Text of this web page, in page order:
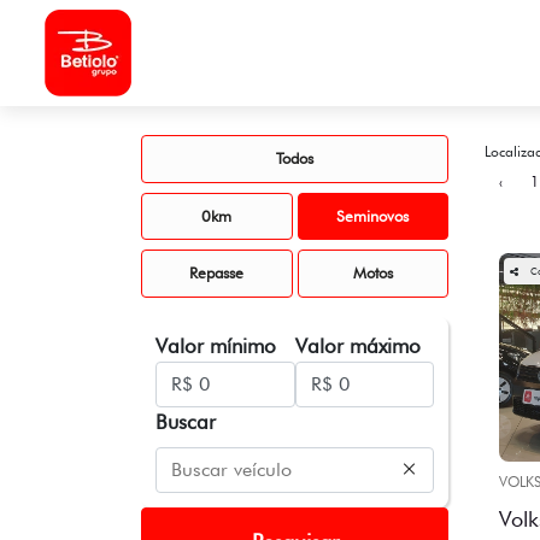
Todos
0km Seminovos
Repasse Motos
Valor mínimo Valor máximo
Buscar
‹
1